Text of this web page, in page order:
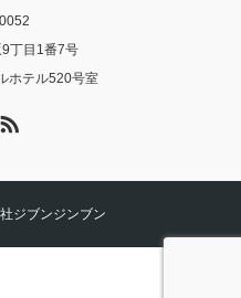
丁目1番7号
ホテル520号室
ジブンジンブン